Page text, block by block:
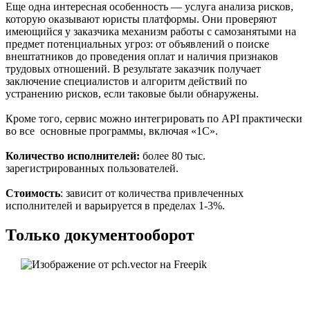
Еще одна интересная особенность — услуга анализа рисков,
которую оказывают юристы платформы. Они проверяют
имеющийся у заказчика механизм работы с самозанятыми на
предмет потенциальных угроз: от объявлений о поиске
внештатников до проведения оплат и наличия признаков
трудовых отношений. В результате заказчик получает
заключение специалистов и алгоритм действий по
устранению рисков, если таковые были обнаружены.
Кроме того, сервис можно интегрировать по API практически
во все основные программы, включая «1С».
Количество исполнителей: более 80 тыс.
зарегистрированных пользователей.
Стоимость: зависит от количества привлеченных
исполнителей и варьируется в пределах 1-3%.
Только документооборот